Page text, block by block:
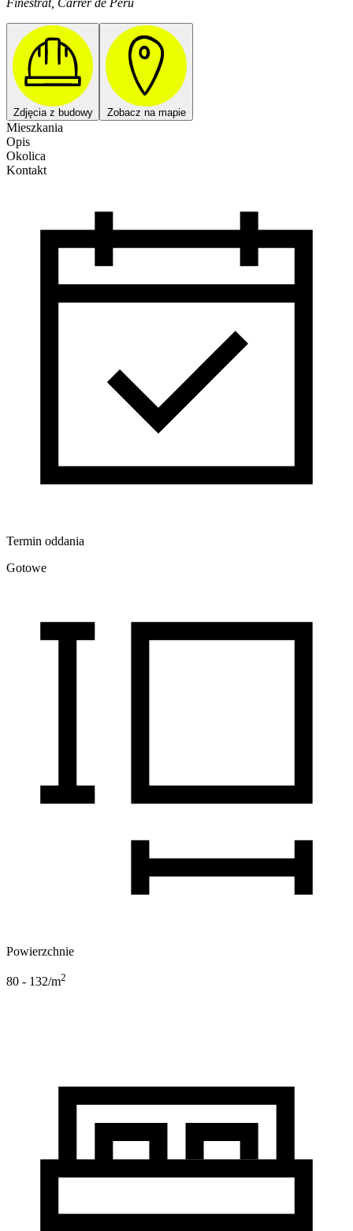
Finestrat, Carrer de Peru
Zdjęcia z budowy Zobacz na mapie
Mieszkania
Opis
Okolica
Kontakt
Termin oddania
Gotowe
Powierzchnie
80 - 132/m2